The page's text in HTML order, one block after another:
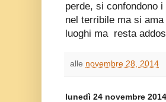
perde, si confondono
nel terribile ma si
luoghi ma resta
alle novembre 28, 2014
lunedì 24 novembre 2014